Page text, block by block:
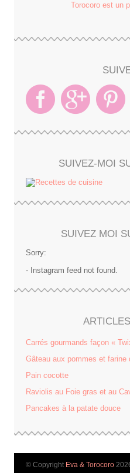
Torocoro est un
SUIVEZ-MOI
SUIVEZ MOI
Sorry:
- Instagram feed not found.
Carrés gourmands façon «
Gâteau aux pommes et farine
Pain cocotte
Raviolis au Foie gras et au
Pancakes à la patate douce
© Copyright Eva & Torocoro